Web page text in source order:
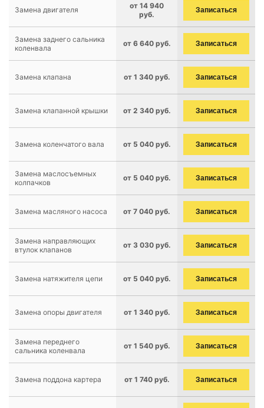
Замена двигателя
от 14 940
руб.
Записаться
Замена заднего сальника
коленвала
от 6 640 руб. Записаться
Замена клапана от 1 340 руб. Записаться
Замена клапанной крышки от 2 340 руб. Записаться
Замена коленчатого вала от 5 040 руб. Записаться
Замена маслосъемных
колпачков
от 5 040 руб. Записаться
Замена масляного насоса от 7 040 руб. Записаться
Замена направляющих
втулок клапанов
от 3 030 руб. Записаться
Замена натяжителя цепи от 5 040 руб. Записаться
Замена опоры двигателя от 1 340 руб. Записаться
Замена переднего
сальника коленвала
от 1 540 руб. Записаться
Замена поддона картера от 1 740 руб. Записаться